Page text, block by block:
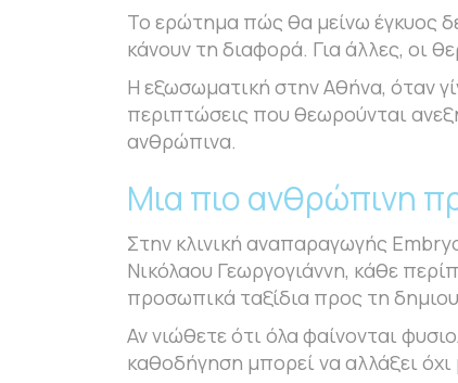
Το ερώτημα πώς θα μείνω έγκυος
κάνουν τη διαφορά. Για άλλες, οι
Η εξωσωματική στην Αθήνα, όταν
περιπτώσεις που θεωρούνται
ανθρώπινα.
Μια πιο ανθρώπινη
Στην κλινική αναπαραγωγής
Νικόλαου Γεωργογιάννη, κάθε
προσωπικά ταξίδια προς τη
Αν νιώθετε ότι όλα φαίνονται
καθοδήγηση μπορεί να αλλάξει